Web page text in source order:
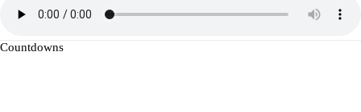
Countdowns